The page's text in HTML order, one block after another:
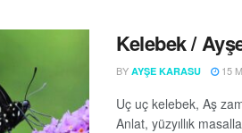
Kelebek /
BY AYŞE KARASU 15
Uç uç kelebek, Aş
Anlat, yüzyıllık